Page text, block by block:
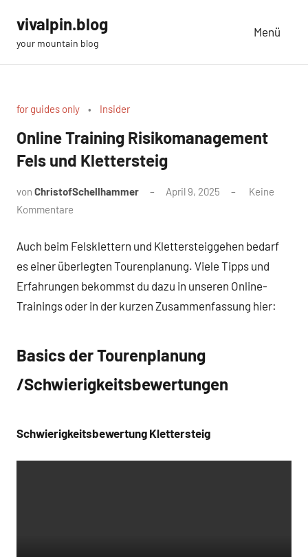
Inhalt
springen
vivalpin.blog
your mountain blog
Menü
for guides only Insider
Online Training Risikomanagement
Fels und Klettersteig
von ChristofSchellhammer April 9, 2025
Keine
Kommentare
Auch beim Felsklettern und Klettersteiggehen bedarf
es einer überlegten Tourenplanung. Viele Tipps und
Erfahrungen bekommst du dazu in unseren Online-
Trainings oder in der kurzen Zusammenfassung hier:
Basics der Tourenplanung
/Schwierigkeitsbewertungen
Schwierigkeitsbewertung Klettersteig